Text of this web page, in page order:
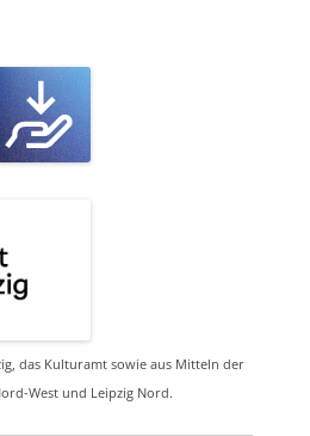
das Kulturamt sowie aus Mitteln der
West und Leipzig Nord.